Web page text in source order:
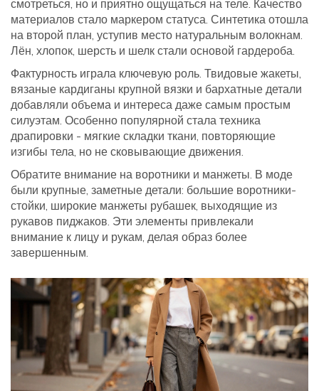
смотреться, но и приятно ощущаться на теле. Качество
материалов стало маркером статуса. Синтетика отошла
на второй план, уступив место натуральным волокнам.
Лён, хлопок, шерсть и шелк стали основой гардероба.
Фактурность играла ключевую роль. Твидовые жакеты,
вязаные кардиганы крупной вязки и бархатные детали
добавляли объема и интереса даже самым простым
силуэтам. Особенно популярной стала техника
драпировки - мягкие складки ткани, повторяющие
изгибы тела, но не сковывающие движения.
Обратите внимание на воротники и манжеты. В моде
были крупные, заметные детали: большие воротники-
стойки, широкие манжеты рубашек, выходящие из
рукавов пиджаков. Эти элементы привлекали
внимание к лицу и рукам, делая образ более
завершенным.